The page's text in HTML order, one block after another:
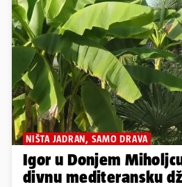
NIŠTA JADRAN, SAMO DRAVA
Igor u Donjem
divnu mediteransku